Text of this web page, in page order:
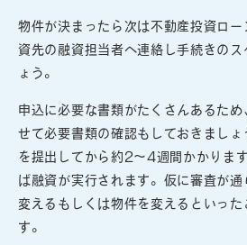
物件が決まったら次は不動産投資ロ
資先の融資担当者へ連絡し手続きのス
ょう。
申込に必要な書類がたくさんあるた
せて必要書類の確認もしておきまし
を提出してから約2～4週間かかりま
ば融資が実行されます。仮に審査が
変えるもしくは物件を変えるといった
す。